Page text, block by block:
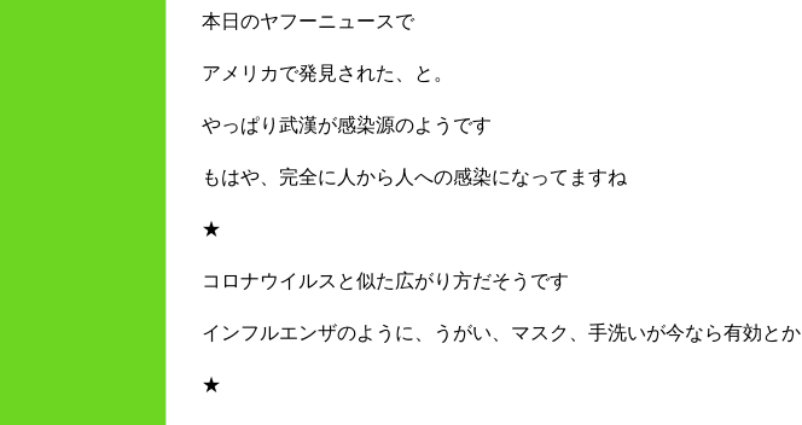
本日のヤフーニュースで
アメリカで発見された、と。
やっぱり武漢が感染源のようです
もはや、完全に人から人への感染になってますね
★
コロナウイルスと似た広がり方だそうです
インフルエンザのように、うがい、マスク、手洗いが今なら有効とか
★